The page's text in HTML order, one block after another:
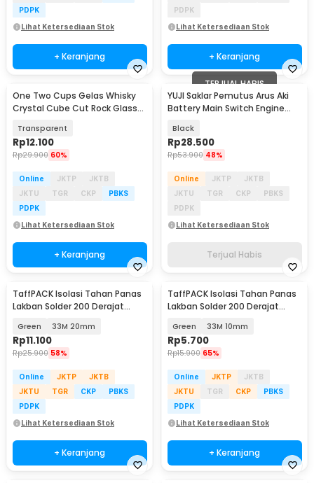
PDPK
Lihat Ketersediaan Stok
+ Keranjang
PDPK
Lihat Ketersediaan Stok
+ Keranjang
One Two Cups Gelas Whisky
Crystal Cube Cut Rock Glass
Transparent
Rp12.100
Rp29.900 60%
Online JKTP
JKTB
JKTU
TGR CKP
PBKS
PDPK
Lihat Ketersediaan Stok
+ Keranjang
TERJUAL HABIS
YUJI Saklar Pemutus Arus Aki
Battery Main Switch Engine
Black
Rp28.500
Rp53.900 48%
Online JKTP
JKTB
JKTU
TGR CKP
PBKS
PDPK
Lihat Ketersediaan Stok
Terjual Habis
TaffPACK Isolasi Tahan Panas
Lakban Solder 200 Derajat
Green 33M 20mm
Rp11.100
Rp25.900 58%
Online JKTP
JKTB
JKTU
TGR CKP
PBKS
PDPK
Lihat Ketersediaan Stok
+ Keranjang
TaffPACK Isolasi Tahan Panas
Lakban Solder 200 Derajat
Green 33M 10mm
Rp5.700
Rp15.900 65%
Online JKTP
JKTB
JKTU
TGR CKP
PBKS
PDPK
Lihat Ketersediaan Stok
+ Keranjang